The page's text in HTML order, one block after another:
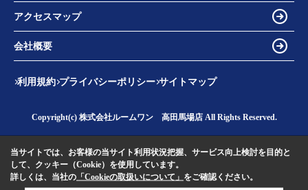
アクセスマップ
会社概要
利用規約 プライバシーポリシー サイトマップ
Copyright(c) 株式会社ルームワン 高田馬場店 All Rights Reserved.
当サイトでは、お客様の当サイト利用状況把握、サービス向上検討を目的と
して、クッキー（Cookie）を使用しています。
詳しくは、当社の 「Cookieの取扱いについて」 をご確認ください。